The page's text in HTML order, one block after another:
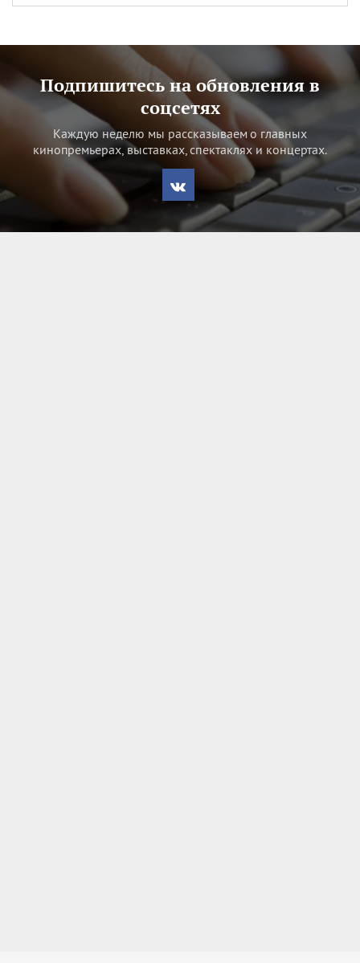
Подпишитесь на обновления в
соцсетях
Каждую неделю мы рассказываем о главных
кинопремьерах, выставках, спектаклях и концертах.